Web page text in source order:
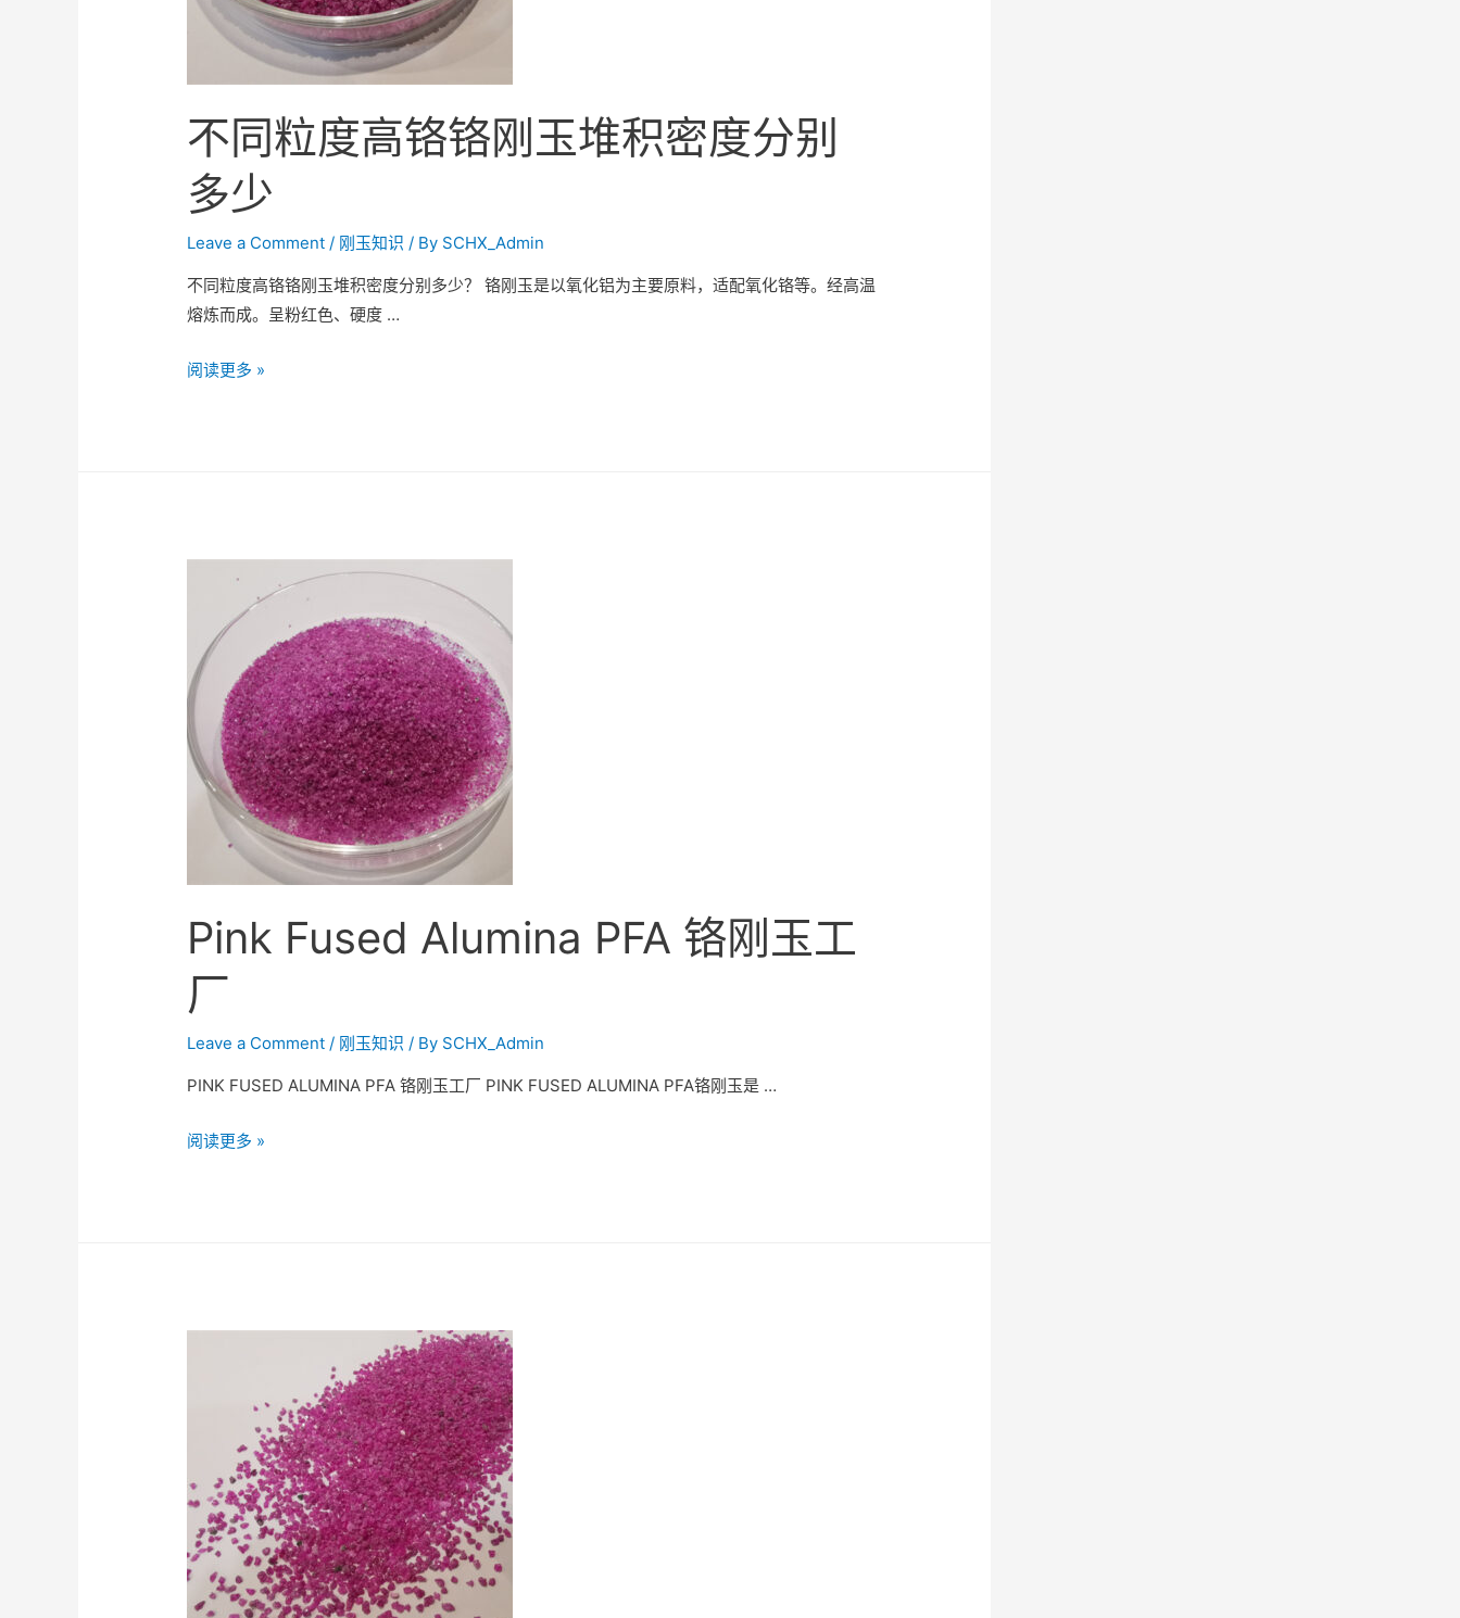
不同粒度高铬铬刚玉堆积密度分别
多少
Leave a Comment / 刚玉知识 / By SCHX_Admin
不同粒度高铬铬刚玉堆积密度分别多少？ 铬刚玉是以氧化铝为主要原料，适配氧化铬等。经高温
熔炼而成。呈粉红色、硬度 …
阅读更多 »
Pink Fused Alumina PFA 铬刚玉工
厂
Leave a Comment / 刚玉知识 / By SCHX_Admin
PINK FUSED ALUMINA PFA 铬刚玉工厂 PINK FUSED ALUMINA PFA铬刚玉是 …
阅读更多 »